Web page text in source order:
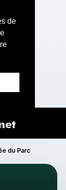
de
du Parc